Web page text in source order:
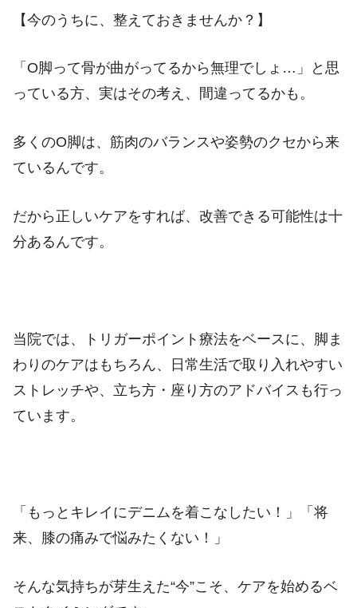
【今のうちに、整えておきませんか？】
「O脚って骨が曲がってるから無理でしょ…」と思
っている方、実はその考え、間違ってるかも。
多くのO脚は、筋肉のバランスや姿勢のクセから来
ているんです。
だから正しいケアをすれば、改善できる可能性は十
分あるんです。
当院では、トリガーポイント療法をベースに、脚ま
わりのケアはもちろん、日常生活で取り入れやすい
ストレッチや、立ち方・座り方のアドバイスも行っ
ています。
「もっとキレイにデニムを着こなしたい！」「将
来、膝の痛みで悩みたくない！」
そんな気持ちが芽生えた“今”こそ、ケアを始めるベ